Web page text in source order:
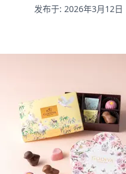
发布于: 2026年3月12日